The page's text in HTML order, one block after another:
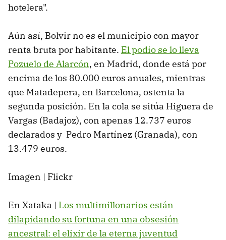
hotelera".
Aún así, Bolvir no es el municipio con mayor
renta bruta por habitante. El podio se lo lleva
Pozuelo de Alarcón, en Madrid, donde está por
encima de los 80.000 euros anuales, mientras
que Matadepera, en Barcelona, ostenta la
segunda posición. En la cola se sitúa Higuera de
Vargas (Badajoz), con apenas 12.737 euros
declarados y Pedro Martínez (Granada), con
13.479 euros.
Imagen | Flickr
En Xataka | Los multimillonarios están
dilapidando su fortuna en una obsesión
ancestral: el elixir de la eterna juventud